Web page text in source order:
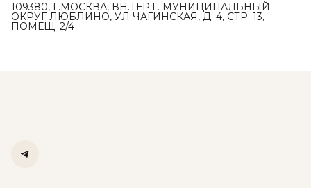
109380, Г.МОСКВА, ВН.ТЕР.Г. МУНИЦИПАЛЬНЫЙ
ОКРУГ ЛЮБЛИНО, УЛ ЧАГИНСКАЯ, Д. 4, СТР. 13,
ПОМЕЩ. 2/4